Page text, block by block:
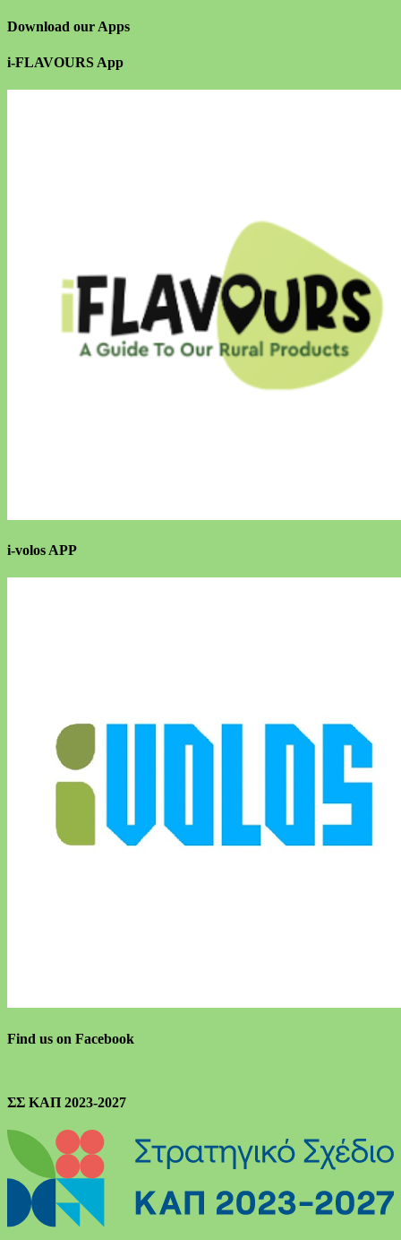
Download our Apps
i-FLAVOURS App
i-volos APP
Find us on Facebook
ΣΣ ΚΑΠ 2023-2027